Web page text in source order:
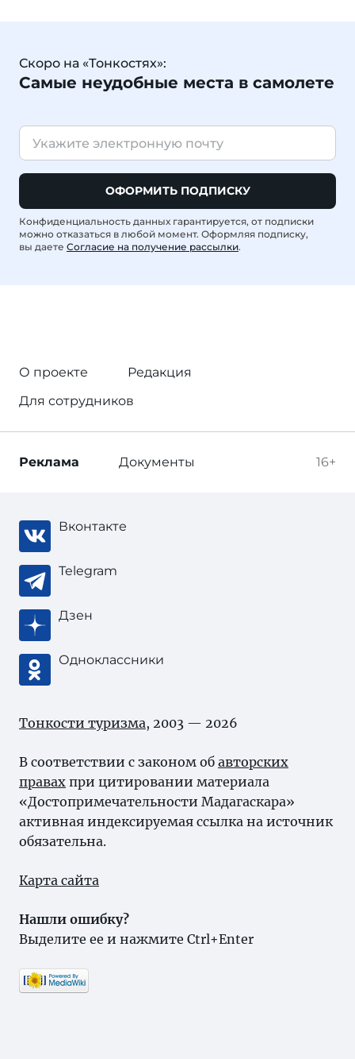
Скоро на «Тонкостях»:
Самые неудобные места в самолете
ОФОРМИТЬ ПОДПИСКУ
Конфиденциальность данных гарантируется, от подписки
можно отказаться в любой момент. Оформляя подписку,
вы даете Согласие на получение рассылки.
О проекте
Редакция
Для сотрудников
16+
Реклама Документы
Вконтакте
Telegram
Дзен
Одноклассники
Тонкости туризма, 2003 — 2026
В соответствии с законом об авторских
правах при цитировании материала
«Достопримечательности Мадагаскара»
активная индексируемая ссылка на источник
обязательна.
Карта сайта
Нашли ошибку?
Выделите ее и нажмите Ctrl+Enter